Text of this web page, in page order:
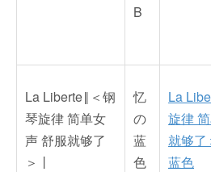
B
La Liberte‖＜钢
琴旋律 简单女
声 舒服就够了
＞丨
忆
の
蓝
色
La
旋律
就够了
蓝色